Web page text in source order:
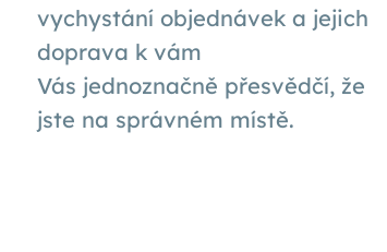
vychystání objednávek a jejich
doprava k vám
Vás jednoznačně přesvědčí, že
jste na správném místě.